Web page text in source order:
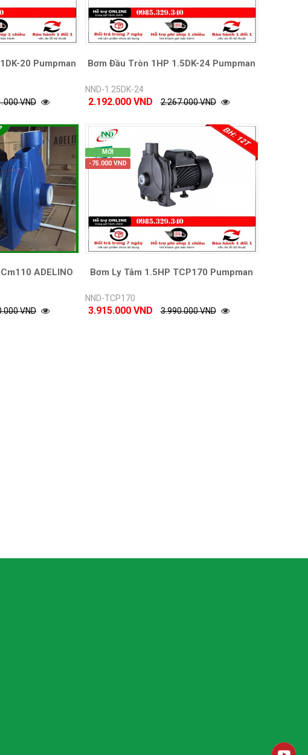
20 Pumpman
VND
Bơm Đầu Tròn 1HP 1.5DK-24 Pumpman
NND-1.25DK-24
2.192.000 VND 2.267.000 VND
ADELINO
VND
MỚI
-75.000 VND
Bơm Ly Tâm 1.5HP TCP170 Pumpman
NND-TCP170
3.915.000 VND 3.990.000 VND